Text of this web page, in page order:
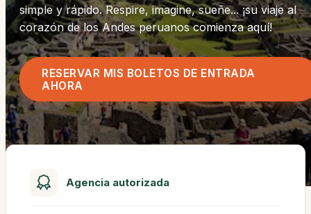
simple y rápido. Respire, imagine, sueñe... ¡su viaje al
corazón de los Andes peruanos comienza aquí!
RESERVAR MIS BOLETOS DE ENTRADA
AHORA
Agencia autorizada